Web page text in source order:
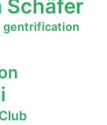
Schäfer
gentrification